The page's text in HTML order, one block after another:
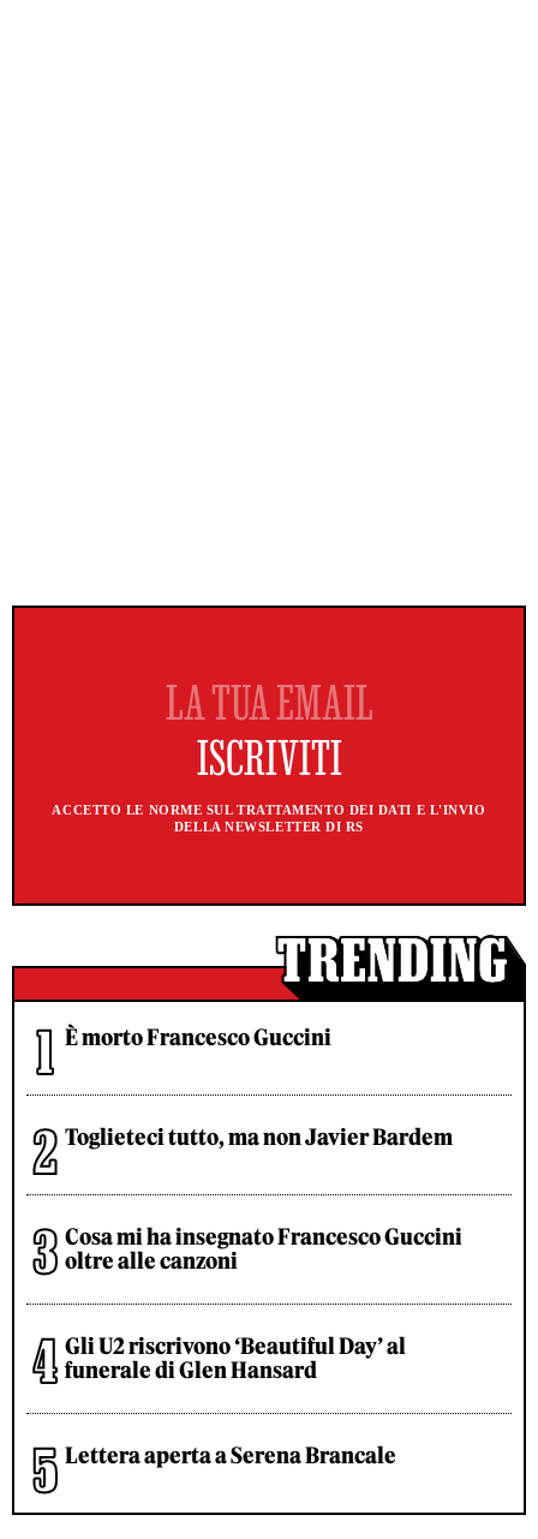
ACCETTO LE NORME SUL TRATTAMENTO DEI DATI E L'INVIO
DELLA NEWSLETTER DI RS
È morto Francesco Guccini
Toglieteci tutto, ma non Javier Bardem
Cosa mi ha insegnato Francesco Guccini
oltre alle canzoni
Gli U2 riscrivono ‘Beautiful Day’ al
funerale di Glen Hansard
Lettera aperta a Serena Brancale